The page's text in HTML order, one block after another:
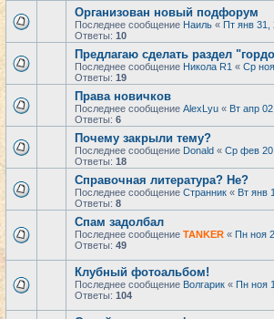
Организован новый подфорум
Последнее сообщение Наиль « Пт янв 31,
Ответы: 10
Предлагаю сделать раздел
Последнее сообщение Никола R1 « Ср
Ответы: 19
Права новичков
Последнее сообщение AlexLyu « Вт апр
Ответы: 6
Почему закрыли тему?
Последнее сообщение Donald « Ср фев
Ответы: 18
Справочная литература? Не?
Последнее сообщение Странник « Вт янв
Ответы: 8
Спам задолбал
Последнее сообщение TANKER « Пн ноя
Ответы: 49
Клубный фотоальбом!
Последнее сообщение Волгарик « Пн ноя
Ответы: 104